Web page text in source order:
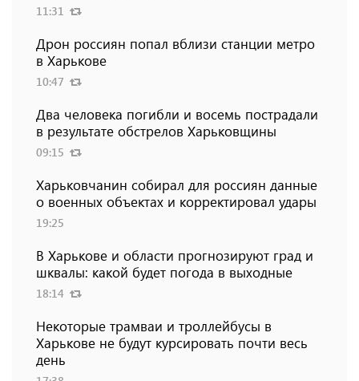
11:31
Дрон россиян попал вблизи станции метро
в Харькове
10:47
Два человека погибли и восемь пострадали
в результате обстрелов Харьковщины
09:15
Харьковчанин собирал для россиян данные
о военных объектах и ​​корректировал удары
19:25
В Харькове и области прогнозируют град и
шквалы: какой будет погода в выходные
18:14
Некоторые трамваи и троллейбусы в
Харькове не будут курсировать почти весь
день